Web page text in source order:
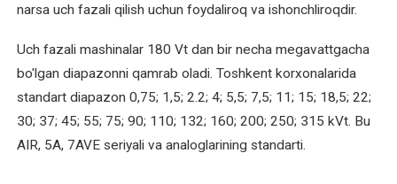
yakorini
qayta
o'rash
Elektromotorlar
narsa uch fazali qilish uchun foydaliroq va ishonchliroqdir.
Uch fazali mashinalar 180 Vt dan bir necha megavattgacha
bo'lgan diapazonni qamrab oladi. Toshkent korxonalarida
standart diapazon 0,75; 1,5; 2.2; 4; 5,5; 7,5; 11; 15; 18,5; 22;
30; 37; 45; 55; 75; 90; 110; 132; 160; 200; 250; 315 kVt. Bu
AIR, 5A, 7AVE seriyali va analoglarining standarti.